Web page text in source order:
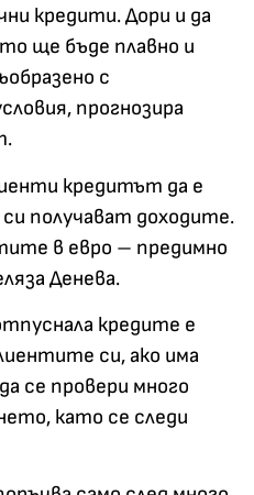
кредити. Дори и да
ще бъде плавно и
с
прогнозира
кредитът да е
получават доходите.
в евро – предимно
Денева.
кредите е
си, ако има
се провери много
като се следи